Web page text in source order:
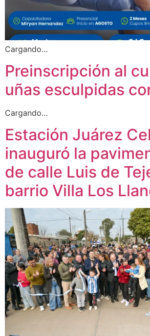
Cargando…
Preinscripción al
uñas esculpidas
Cargando…
Estación Juárez
inauguró la
de calle Luis de
barrio Villa Los